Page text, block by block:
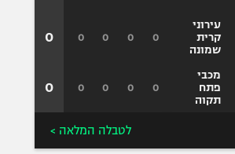
עירוני
קרית
שמונה
מכבי
פתח
תקוה
0
0
0
0
0
0
0
0
0
0
לטבלה המלאה >